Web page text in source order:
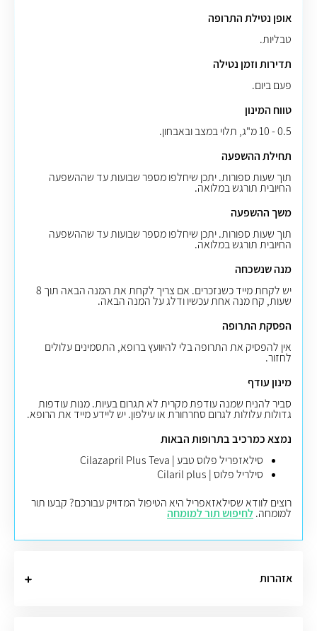
אופן נטילת התרופה
טבליות.
תדירות וזמן נטילה
פעם ביום.
טווח המינון
0.5 - 10 מ"ג, תלוי במצב ובאבחון.
תחילת ההשפעה
תוך שעות ספורות. יתכן שיחלפו מספר שבועות עד שההשפעה
החיובית תורגש במלואה.
משך ההשפעה
תוך שעות ספורות. יתכן שיחלפו מספר שבועות עד שההשפעה
החיובית תורגש במלואה.
מנה שנשכחה
יש לקחת מייד כשנזכרים. אם צריך לקחת את המנה הבאה תוך 8
שעות, קח מנה אחת עכשיו ודלג על המנה הבאה.
הפסקת התרופה
אין להפסיק את התרופה בלי להיוועץ ברופא, התסמינים עלולים
לחזור.
מינון עודף
סביר להניח שמנה עודפת מקרית לא תגרום בעיות. מנות עודפות
גדולות עלולות לגרום סחרחורת או עילפון. יש ליידע מייד את הרופא.
נמצא כמרכיב בתרופות הבאות
סילאזפריל פלוס טבע | Cilazapril Plus Teva
סילריל פלוס | Cilaril plus
רוצים לוודא שסילאזאפריל היא הטיפול המדויק עבורכם? קבעו תור
למומחה.לחיפוש תור למומחה
אזהרות